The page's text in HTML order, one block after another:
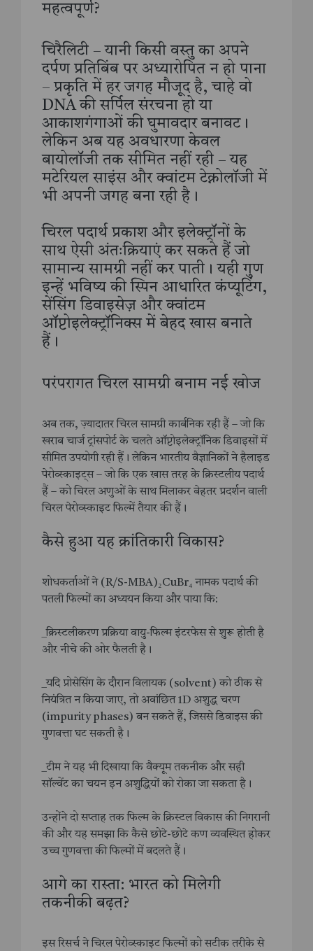
महत्वपूर्ण?
चिरैलिटी – यानी किसी वस्तु का अपने
दर्पण प्रतिबिंब पर अध्यारोपित न हो पाना
– प्रकृति में हर जगह मौजूद है, चाहे वो
DNA की सर्पिल संरचना हो या
आकाशगंगाओं की घुमावदार बनावट।
लेकिन अब यह अवधारणा केवल
बायोलॉजी तक सीमित नहीं रही – यह
मटेरियल साइंस और क्वांटम टेक्नोलॉजी में
भी अपनी जगह बना रही है।
चिरल पदार्थ प्रकाश और इलेक्ट्रॉनों के
साथ ऐसी अंतःक्रियाएं कर सकते हैं जो
सामान्य सामग्री नहीं कर पाती। यही गुण
इन्हें भविष्य की स्पिन आधारित कंप्यूटिंग,
सेंसिंग डिवाइसेज़ और क्वांटम
ऑप्टोइलेक्ट्रॉनिक्स में बेहद खास बनाते
हैं।
परंपरागत चिरल सामग्री बनाम नई खोज
अब तक, ज़्यादातर चिरल सामग्री कार्बनिक रही हैं – जो कि
खराब चार्ज ट्रांसपोर्ट के चलते ऑप्टोइलेक्ट्रॉनिक डिवाइसों में
सीमित उपयोगी रही हैं। लेकिन भारतीय वैज्ञानिकों ने हैलाइड
पेरोव्स्काइट्स – जो कि एक खास तरह के क्रिस्टलीय पदार्थ
हैं – को चिरल अणुओं के साथ मिलाकर बेहतर प्रदर्शन वाली
चिरल पेरोव्स्काइट फिल्में तैयार की हैं।
कैसे हुआ यह क्रांतिकारी विकास?
शोधकर्ताओं ने (R/S-MBA)₂CuBr₄ नामक पदार्थ की
पतली फिल्मों का अध्ययन किया और पाया कि:
_क्रिस्टलीकरण प्रक्रिया वायु-फिल्म इंटरफेस से शुरू होती है
और नीचे की ओर फैलती है।
_यदि प्रोसेसिंग के दौरान विलायक (solvent) को ठीक से
नियंत्रित न किया जाए, तो अवांछित 1D अशुद्ध चरण
(impurity phases) बन सकते हैं, जिससे डिवाइस की
गुणवत्ता घट सकती है।
_टीम ने यह भी दिखाया कि वैक्यूम तकनीक और सही
सॉल्वेंट का चयन इन अशुद्धियों को रोका जा सकता है।
उन्होंने दो सप्ताह तक फिल्म के क्रिस्टल विकास की निगरानी
की और यह समझा कि कैसे छोटे-छोटे कण व्यवस्थित होकर
उच्च गुणवत्ता की फिल्मों में बदलते हैं।
आगे का रास्ता: भारत को मिलेगी
तकनीकी बढ़त?
इस रिसर्च ने चिरल पेरोव्स्काइट फिल्मों को सटीक तरीके से